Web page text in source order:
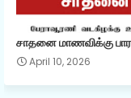
சாதனை மாணவிக்கு
April 10, 2026